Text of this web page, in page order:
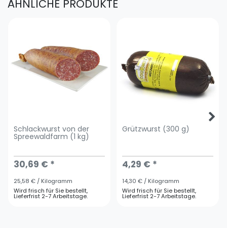
ÄHNLICHE PRODUKTE
Schlackwurst von der
Spreewaldfarm (1 kg)
30,69 € *
25,58 € / Kilogramm
Wird frisch für Sie bestellt,
Lieferfrist 2-7 Arbeitstage.
Grützwurst (300 g)
4,29 € *
14,30 € / Kilogramm
Wird frisch für Sie bestellt,
Lieferfrist 2-7 Arbeitstage.